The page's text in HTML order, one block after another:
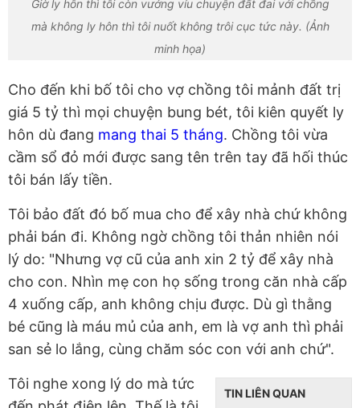
Giờ ly hôn thì tôi còn vướng víu chuyện đất đai với chồng
mà không ly hôn thì tôi nuốt không trôi cục tức này. (Ảnh
minh họa)
Cho đến khi bố tôi cho vợ chồng tôi mảnh đất trị
giá 5 tỷ thì mọi chuyện bung bét, tôi kiên quyết ly
hôn dù đang mang thai 5 tháng. Chồng tôi vừa
cầm sổ đỏ mới được sang tên trên tay đã hối thúc
tôi bán lấy tiền.
Tôi bảo đất đó bố mua cho để xây nhà chứ không
phải bán đi. Không ngờ chồng tôi thản nhiên nói
lý do: "Nhưng vợ cũ của anh xin 2 tỷ để xây nhà
cho con. Nhìn mẹ con họ sống trong căn nhà cấp
4 xuống cấp, anh không chịu được. Dù gì thằng
bé cũng là máu mủ của anh, em là vợ anh thì phải
san sẻ lo lắng, cùng chăm sóc con với anh chứ".
TIN LIÊN QUAN
Tôi nghe xong lý do mà tức